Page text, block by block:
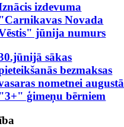
izdevuma
"Carnikavas Novada
jūnija numurs
sākas
bezmaksas
nometnei augustā
"3+" ģimeņu bērniem